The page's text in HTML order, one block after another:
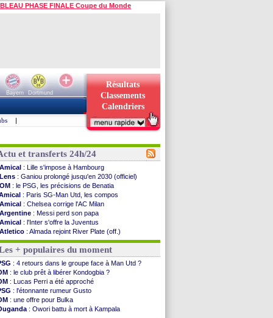
PHASE FINALE Coupe du Monde
Bayern
Dortmund
Résultats
Classements
Calendriers
|
et transferts 24h/24
Amical : Lille s'impose à Hambourg
Lens : Ganiou prolongé jusqu'en 2030 (officiel)
OM : le PSG, les précisions de Benatia
: Paris SG-Man Utd, les compos
Amical : Chelsea corrige l'AC Milan
Argentine : Messi perd son papa
Amical : l'Inter s'offre la Juventus
Atletico : Almada rejoint River Plate (off.)
Monaco: Camara a la cote en Angleterre
Amical : encore une défaite pour Strasbourg
OM: la piste Goore en attaque
PSG : ça négocie avec le Barça pour Torres
Amical: Rennes s'incline contre Brentford
Arsenal: c'est signé pour Guimaraes (officiel)
Amical: Le Mans concède un nul
Real: Mourinho durcit les règles
Amical: Toulouse s'incline lourdement
+ populaires du moment
: 4 retours dans le groupe face à Man Utd ?
: le club prêt à libérer Kondogbia ?
: Lucas Perri a été approché
: l'étonnante rumeur Gusto
: une offre pour Bulka
: Owori battu à mort à Kampala